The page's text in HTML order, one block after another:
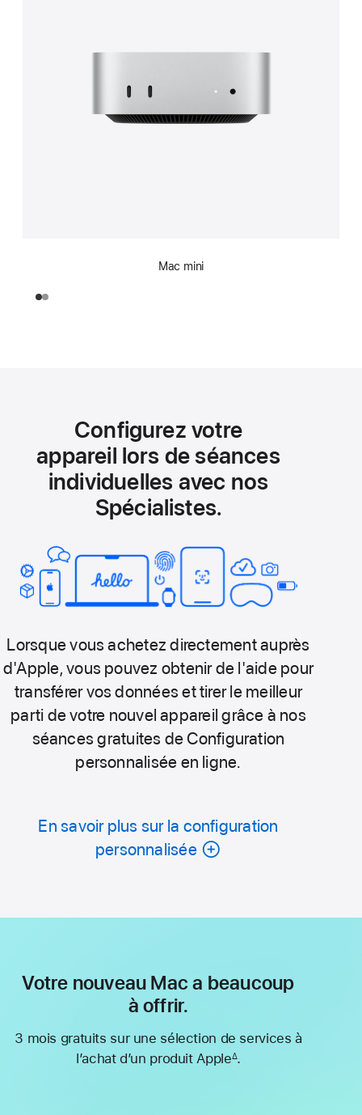
Mac mini
Configurez votre
appareil lors de séances
individuelles avec nos
Spécialistes.
Lorsque vous achetez directement auprès
d'Apple, vous pouvez obtenir de l'aide pour
transférer vos données et tirer le meilleur
parti de votre nouvel appareil grâce à nos
séances gratuites de Configuration
personnalisée en ligne.
En savoir plus sur la configuration
personnalisée
Votre nouveau Mac a beaucoup
à offrir.
3 mois gratuits sur une sélection de services à
l’achat d’un produit Apple∆.